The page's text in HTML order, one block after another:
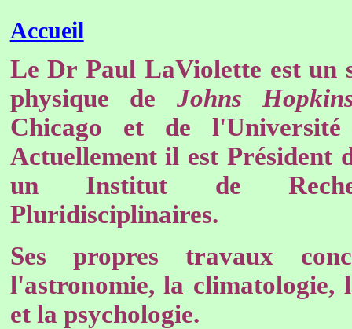
Accueil
Le Dr Paul LaViolette est un
physique de Johns
Chicago et de
Actuellement il est Président
un Institut de
Pluridisciplinaires.
Ses propres travaux
l'astronomie, la climatologie,
et la psychologie.